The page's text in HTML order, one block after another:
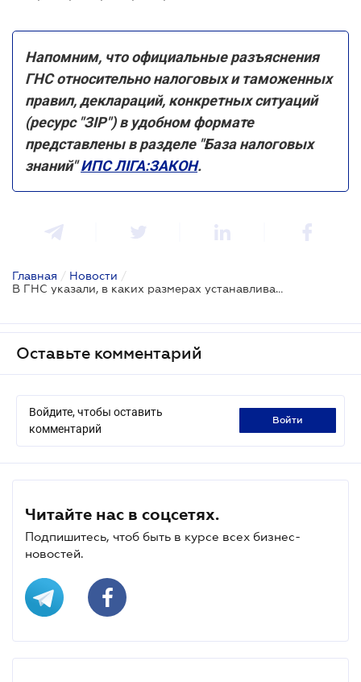
Напомним, что официальные разъяснения
ГНС относительно налоговых и таможенных
правил, деклараций, конкретных ситуаций
(ресурс "ЗІР") в удобном формате
представлены в разделе "База налоговых
знаний"ИПС ЛІГА:ЗАКОН.
Главная / Новости /
В ГНС указали, в каких размерах устанавливаются ставки НДС
Оставьте комментарий
Войдите, чтобы оставить
комментарий
войти
Читайте нас в соцсетях.
Подпишитесь, чтоб быть в курсе всех бизнес-
новостей.